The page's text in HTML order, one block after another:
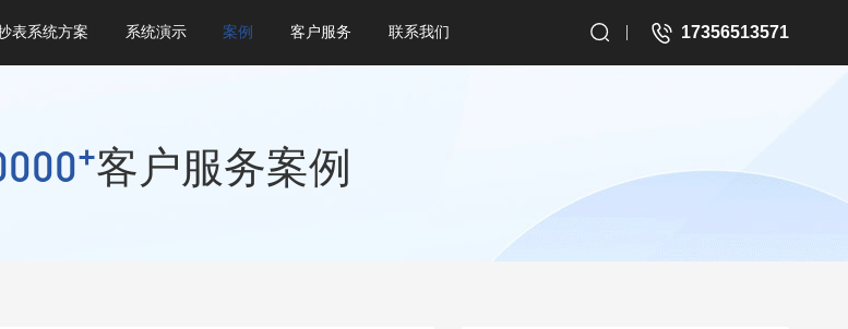
表系统方案 系统演示 案例 客户服务 联系我们 17356513571
+客户服务案例